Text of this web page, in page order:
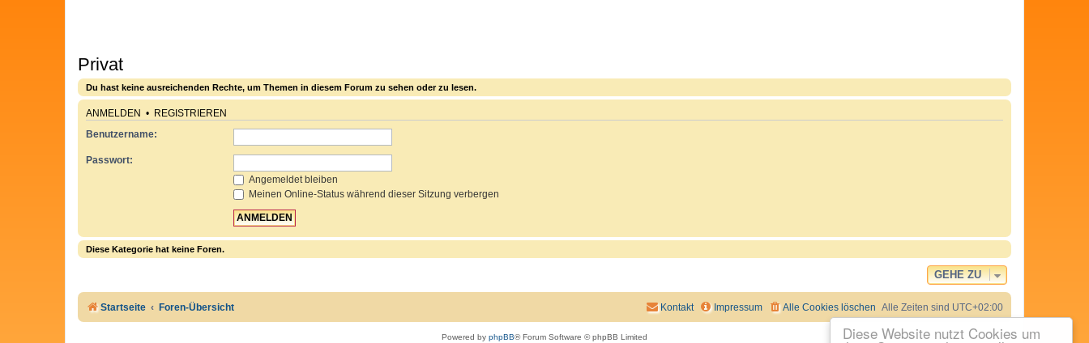
Diese Website nutzt Cookies um
Privat
Du hast keine ausreichenden Rechte, um Themen in diesem Forum zu sehen oder zu lesen.
ANMELDEN • REGISTRIEREN
Benutzername:
Passwort:
Angemeldet bleiben
Meinen Online-Status während dieser Sitzung verbergen
Diese Kategorie hat keine Foren.
GEHE ZU
Startseite Foren-Übersicht Alle Zeiten sind UTC+02:00
Alle Cookies löschen
Impressum
Kontakt
Powered by phpBB® Forum Software © phpBB Limited